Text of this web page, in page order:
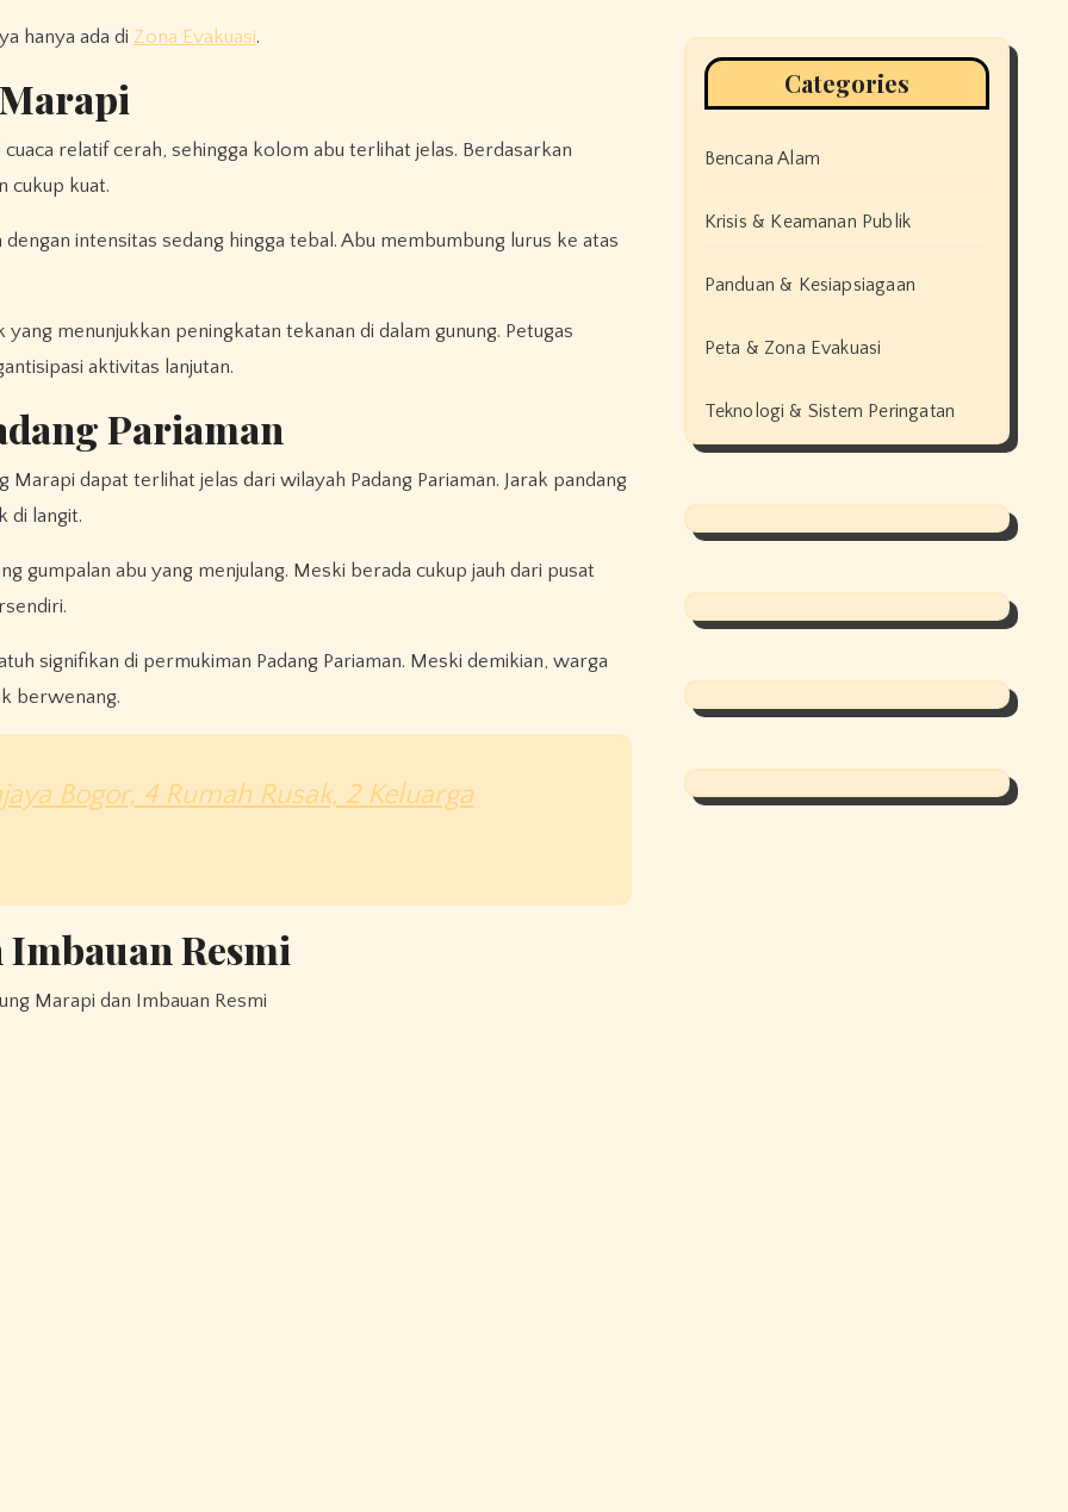
hanya ada di Zona Evakuasi.
relatif cerah, sehingga kolom abu terlihat jelas. Berdasarkan
cukup kuat.
intensitas sedang hingga tebal. Abu membumbung lurus ke atas
menunjukkan peningkatan tekanan di dalam gunung. Petugas
aktivitas lanjutan.
Pariaman
dapat terlihat jelas dari wilayah Padang Pariaman. Jarak pandang
di langit.
gumpalan abu yang menjulang. Meski berada cukup jauh dari pusat
signifikan di permukiman Padang Pariaman. Meski demikian, warga
berwenang.
Bogor, 4 Rumah Rusak, 2 Keluarga
Resmi
Categories
Bencana Alam
Krisis & Keamanan Publik
Panduan & Kesiapsiagaan
Peta & Zona Evakuasi
Teknologi & Sistem Peringatan